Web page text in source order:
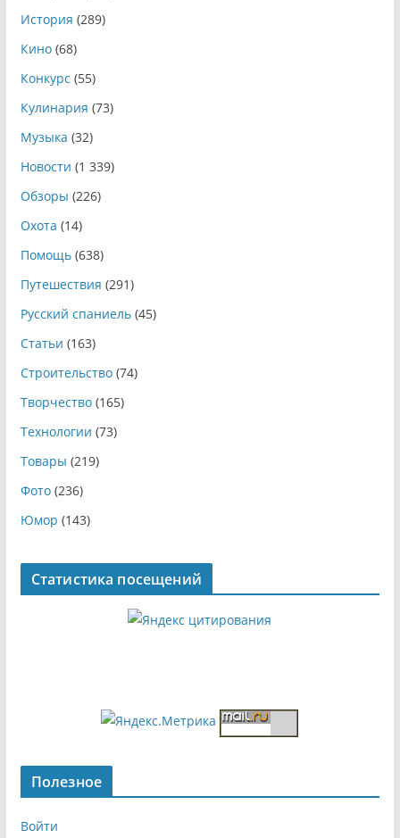
История (289)
Кино(68)
Конкурс (55)
Кулинария (73)
Музыка (32)
Новости (1 339)
Обзоры (226)
Охота (14)
Помощь(638)
Путешествия (291)
Русский спаниель(45)
Статьи (163)
Строительство(74)
Творчество(165)
Технологии (73)
Товары (219)
Фото(236)
Юмор (143)
Статистика посещений
Полезное
Войти